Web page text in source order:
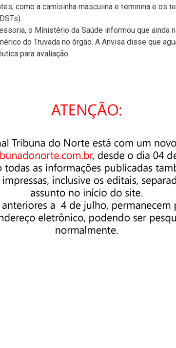
como a camisinha masculina e feminina e os
o Ministério da Saúde informou que ainda
do Truvada no órgão. A Anvisa disse que
para avaliação.